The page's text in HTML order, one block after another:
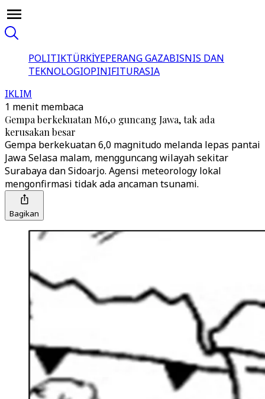
POLITIKTÜRKİYEPERANG GAZABISNIS DAN
TEKNOLOGIOPINIFITURASIA
IKLIM
1 menit membaca
Gempa berkekuatan M6,0 guncang Jawa, tak ada
kerusakan besar
Gempa berkekuatan 6,0 magnitudo melanda lepas pantai
Jawa Selasa malam, mengguncang wilayah sekitar
Surabaya dan Sidoarjo. Agensi meteorology lokal
mengonfirmasi tidak ada ancaman tsunami.
Bagikan